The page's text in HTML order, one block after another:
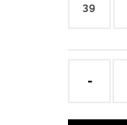
39